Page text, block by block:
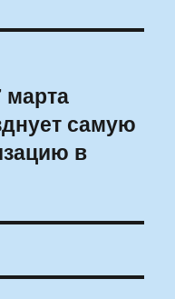
марта
самую
в